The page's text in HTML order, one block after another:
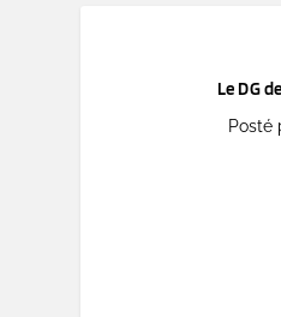
Le DG
Posté